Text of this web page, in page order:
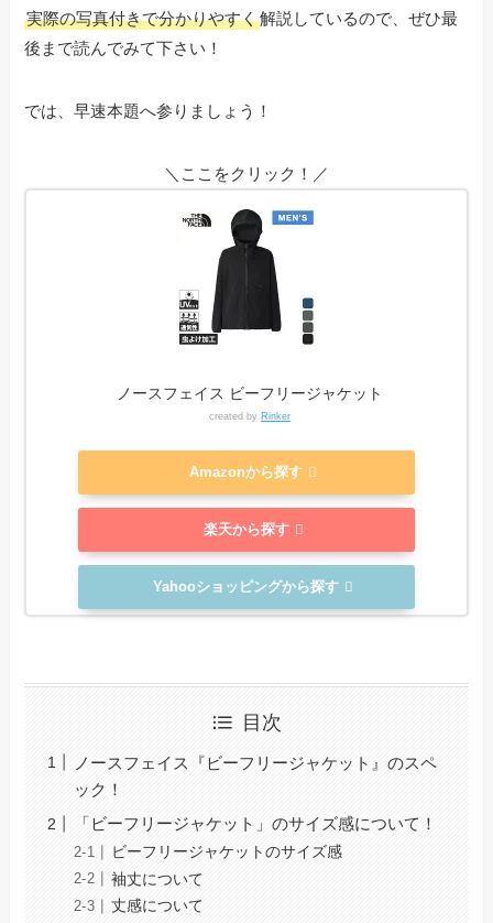
実際の写真付きで分かりやすく解説しているので、ぜひ最
後まで読んでみて下さい！
では、早速本題へ参りましょう！
＼ここをクリック！／
ノースフェイス ビーフリージャケット
created by Rinker
Amazonから探す
楽天から探す
Yahooショッピングから探す
目次
ノースフェイス『ビーフリージャケット』のスペ
ック！
「ビーフリージャケット」のサイズ感について！
ビーフリージャケットのサイズ感
袖丈について
丈感について